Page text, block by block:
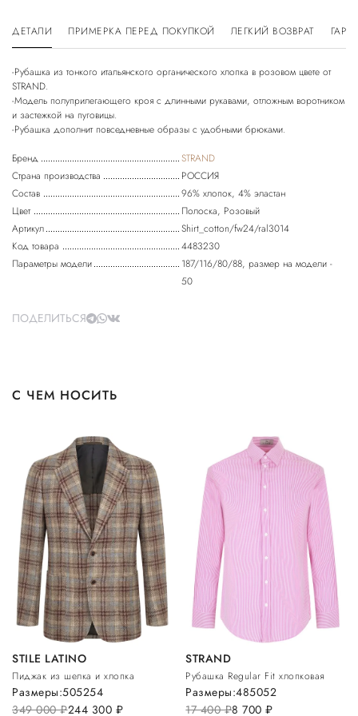
ДЕТАЛИ ПРИМЕРКА ПЕРЕД ПОКУПКОЙ ЛЕГКИЙ ВОЗВРАТ
-Рубашка из тонкого итальянского органического хлопка в розовом цвете от
STRAND.
-Модель полуприлегающего кроя с длинными рукавами, отложным воротником
и застежкой на пуговицы.
Бренд
STRAND
Страна производства
РОССИЯ
Состав
96% хлопок, 4% эластан
Цвет
Полоска, Розовый
Артикул
Shirt_cotton/fw24/ral3014
Код товара
4483230
Параметры модели
187/116/80/88, размер на модели -
50
ПОДЕЛИТЬСЯ
С ЧЕМ НОСИТЬ
STILE LATINO
Пиджак из шелка и хлопка
349 000руб.244 300 руб.
Размеры:505254
STRAND
Рубашка Regular Fit хлопковая
17 400руб.8 700руб.
Размеры:485052